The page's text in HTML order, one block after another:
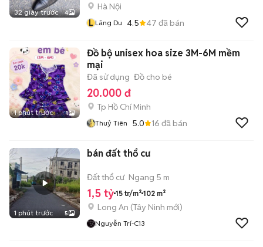
32 giây trước 4
Hà Nội
L Lãng Du 4.5 47 đã bán
1 phút trước 1
Đồ bộ unisex hoa size 3M-6M mềm
mại
Đã sử dụng Đồ cho bé
20.000 đ
Tp Hồ Chí Minh
Thuỷ Tiên 5.0 16 đã bán
1 phút trước 5
bán đất thổ cư
Đất thổ cư Ngang 5 m
1,5 tỷ 15 tr/m² 102 m²
Long An (Tây Ninh mới)
Nguyễn Trí-C13